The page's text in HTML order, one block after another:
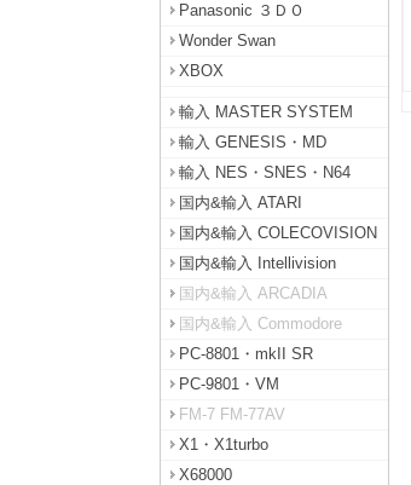
Panasonic ３ＤＯ
Wonder Swan
XBOX
輸入 MASTER SYSTEM
輸入 GENESIS・MD
輸入 NES・SNES・N64
国内&輸入 ATARI
国内&輸入 COLECOVISION
国内&輸入 Intellivision
国内&輸入 ARCADIA
国内&輸入 Commodore
PC-8801・mkII SR
PC-9801・VM
FM-7 FM-77AV
X1・X1turbo
X68000